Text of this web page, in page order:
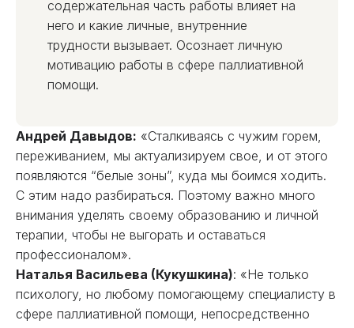
содержательная часть работы влияет на
него и какие личные, внутренние
трудности вызывает. Осознает личную
мотивацию работы в сфере паллиативной
помощи.
Андрей Давыдов: «Сталкиваясь с чужим горем,
переживанием, мы актуализируем свое, и от этого
появляются “белые зоны”, куда мы боимся ходить.
С этим надо разбираться. Поэтому важно много
внимания уделять своему образованию и личной
терапии, чтобы не выгорать и оставаться
профессионалом».
Наталья Васильева (Кукушкина): «Не только
психологу, но любому помогающему специалисту в
сфере паллиативной помощи, непосредственно